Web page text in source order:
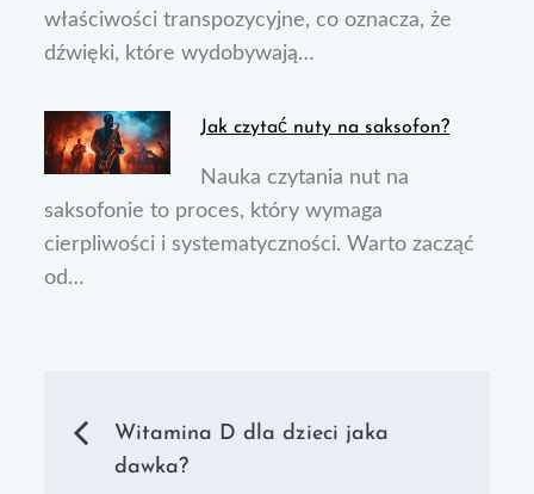
właściwości transpozycyjne, co oznacza, że
dźwięki, które wydobywają…
Jak czytać nuty na saksofon?
Nauka czytania nut na
saksofonie to proces, który wymaga
cierpliwości i systematyczności. Warto zacząć
od…
Nawigacja
Witamina D dla dzieci jaka
dawka?